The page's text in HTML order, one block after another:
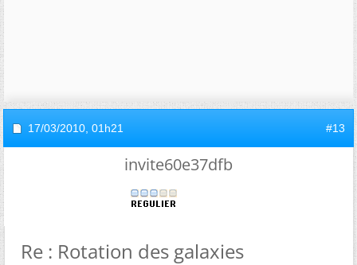
17/03/2010, 01h21 #13
invite60e37dfb
Re : Rotation des galaxies